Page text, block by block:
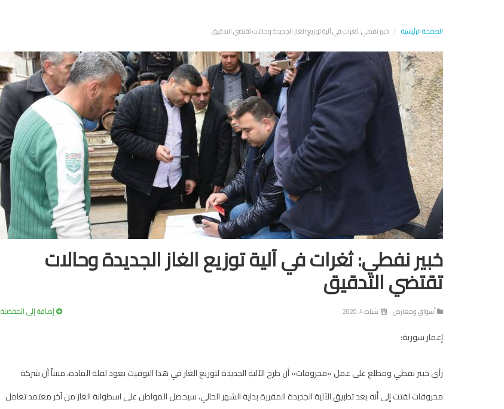
الصفحة الرئيسية خبير نفطي: ثغرات في آلية توزيع الغاز الجديدة وحالات تقتضي التدقيق
خبير نفطي: ثغرات في آلية توزيع الغاز الجديدة وحالات
تقتضي التدقيق
أسواق ومعارض شباط 4, 2020 إضافة إلى المفضلة
إعمار سورية:
رأى خبير نفطي ومطلع على عمل «محروقات» أن طرح الآلية الجديدة لتوزيع الغاز في هذا التوقيت يعود لقلة المادة، مبيناً أن شركة
محروقات لفتت إلى أنه بعد تطبيق الآلية الجديدة المقررة بداية الشهر الحالي، سيحصل المواطن على اسطوانة الغاز من آخر معتمد تعامل